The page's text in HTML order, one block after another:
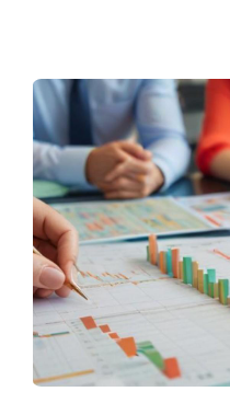
para evitar sorpresas
¿Cómo obtengo las
HOA?
Pide acceso a ellas
consulta directamente a
¿Qué impacto
Pueden disminuir el valor
experiencia como
conocerlos antes de